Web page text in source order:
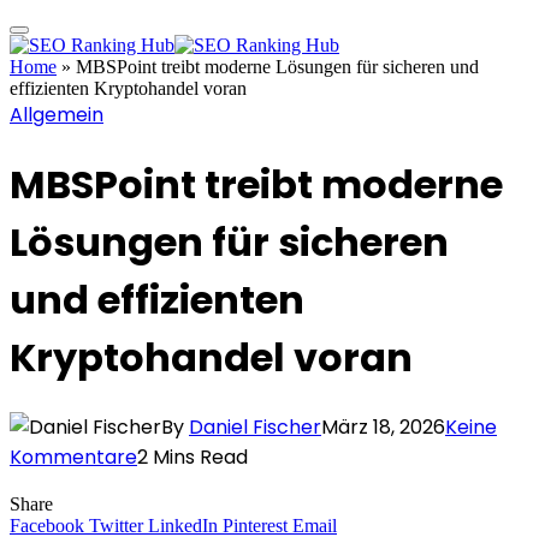
Home » MBSPoint treibt moderne Lösungen für sicheren und
effizienten Kryptohandel voran
Allgemein
MBSPoint treibt moderne
Lösungen für sicheren
und effizienten
Kryptohandel voran
By Daniel FischerMärz 18, 2026Keine
Kommentare2 Mins Read
Share
Facebook Twitter LinkedIn Pinterest Email